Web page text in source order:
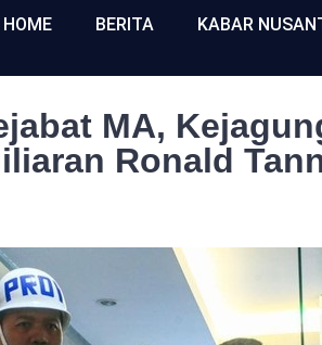
HOME BERITA KABAR
MA,
Ronald